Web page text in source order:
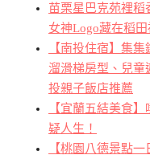
苗栗星巴克苑裡稻
女神Logo藏在稻田
【南投住宿】集
溜滑梯房型、兒童
投親子飯店推薦
【宜蘭五結美食
疑人生！
【桃園八德景點